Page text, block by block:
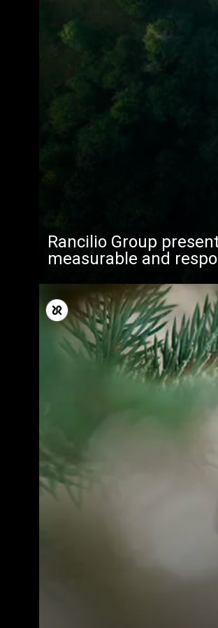
Rancilio Group
measurable and